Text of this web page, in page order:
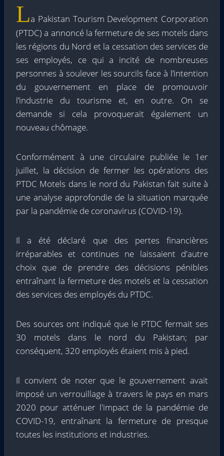
La Pakistan Tourism Development Corporation
(PTDC) a annoncé la fermeture de ses motels dans
les régions du Nord et la cessation des services de
ses employés, ce qui a incité de nombreuses
personnes à soulever les sourcils face à l’intention
du gouvernement en place de promouvoir
l’industrie du tourisme et, en outre. On se
demande si cela provoquerait également un
nouveau chômage.
Conformément à une circulaire publiée le 1er
juillet, la décision de fermer les opérations des
PTDC Motels dans le nord du Pakistan fait suite à
une analyse approfondie de la situation marquée
par la pandémie de coronavirus (COVID-19).
Il a été déclaré que des pertes financières
irréparables et continues ne laissaient d'autre
choix que de prendre des décisions pénibles
entraînant la fermeture des motels et la cessation
des services des employés du PTDC.
Des sources ont indiqué que le PTDC fermait ses
30 motels dans le nord du Pakistan; par
conséquent, 320 employés étaient mis à pied.
Il convient de noter que le gouvernement avait
imposé un verrouillage à travers le pays en mars
2020 pour atténuer l'impact de la pandémie de
COVID-19, entraînant la fermeture de presque
toutes les institutions et industries.